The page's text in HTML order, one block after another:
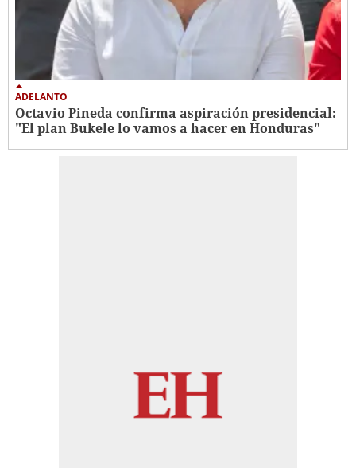
ADELANTO
Octavio Pineda confirma aspiración presidencial:
"El plan Bukele lo vamos a hacer en Honduras"